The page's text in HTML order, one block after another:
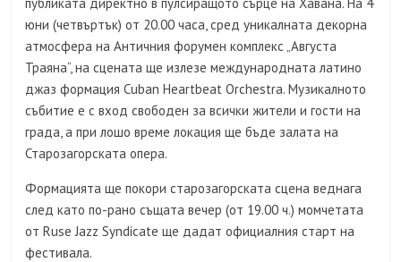
юни (четвъртък) от 20.00 часа, сред уникалната декорна
атмосфера на Античния форумен комплекс „Августа
Траяна“, на сцената ще излезе международната латино
джаз формация Cuban Heartbeat Orchestra. Музикалното
събитие е с вход свободен за всички жители и гости на
града, а при лошо време локация ще бъде залата на
Старозагорската опера.
Формацията ще покори старозагорската сцена веднага
след като по-рано същата вечер (от 19.00 ч.) момчетата
от Ruse Jazz Syndicate ще дадат официалния старт на
фестивала.